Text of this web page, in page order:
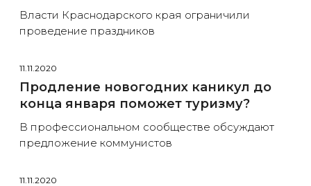
Власти Краснодарского края ограничили
проведение праздников
11.11.2020
Продление новогодних каникул до
конца января поможет туризму?
В профессиональном сообществе обсуждают
предложение коммунистов
11.11.2020